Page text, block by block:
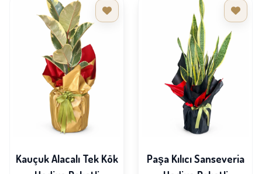
Kauçuk Alacalı Tek Kök
Paşa Kılıcı Sanseveria